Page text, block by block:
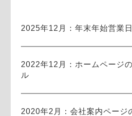
2025年12月：年末年始営業
2022年12月：ホームページ
ル
2020年2月：会社案内ページ